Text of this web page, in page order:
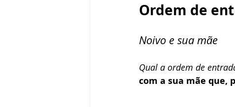
Ordem de
Noivo e sua mãe
Qual a ordem de
com a sua mãe que,